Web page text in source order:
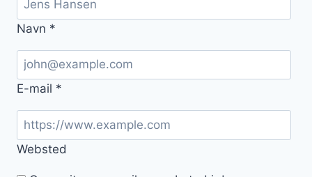
Navn *
E-mail *
Websted